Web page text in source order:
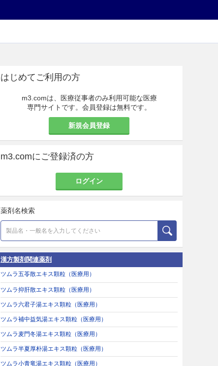
はじめてご利用の方
m3.comは、医療従事者のみ利用可能な医療
専門サイトです。会員登録は無料です。
新規会員登録
m3.comにご登録済の方
ログイン
薬剤名検索
漢方製剤関連薬剤
ツムラ五苓散エキス顆粒（医療用）
ツムラ抑肝散エキス顆粒（医療用）
ツムラ六君子湯エキス顆粒（医療用）
ツムラ補中益気湯エキス顆粒（医療用）
ツムラ麦門冬湯エキス顆粒（医療用）
ツムラ半夏厚朴湯エキス顆粒（医療用）
ツムラ小青竜湯エキス顆粒（医療用）